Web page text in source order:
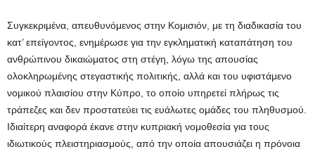
Συγκεκριμένα, απευθυνόμενος στην Κομισιόν, με τη διαδικασία του
κατ’ επείγοντος, ενημέρωσε για την εγκληματική καταπάτηση του
ανθρώπινου δικαιώματος στη στέγη, λόγω της απουσίας
ολοκληρωμένης στεγαστικής πολιτικής, αλλά και του υφιστάμενο
νομικού πλαισίου στην Κύπρο, το οποίο υπηρετεί πλήρως τις
τράπεζες και δεν προστατεύει τις ευάλωτες ομάδες του πληθυσμού.
Ιδιαίτερη αναφορά έκανε στην κυπριακή νομοθεσία για τους
ιδιωτικούς πλειστηριασμούς, από την οποία απουσιάζει η πρόνοια